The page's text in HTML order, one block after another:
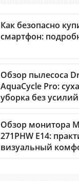
Как безопасно
смартфон:
Обзор пылесоса
AquaCycle Pro:
уборка без усилий
Обзор монитора
271PHW E14:
визуальный